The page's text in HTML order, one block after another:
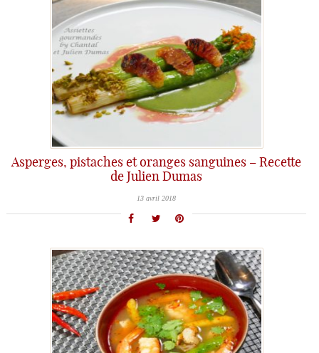
Asperges, pistaches et oranges sanguines – Recette
de Julien Dumas
13 avril 2018